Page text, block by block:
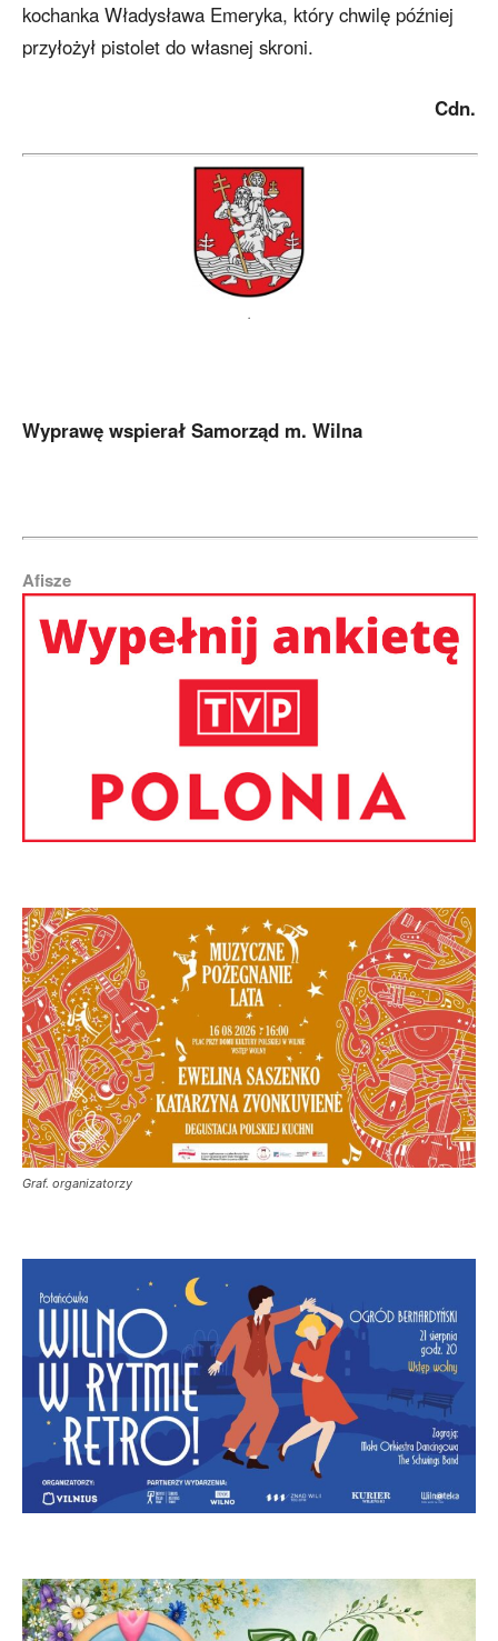
kochanka Władysława Emeryka, który chwilę później
przyłożył pistolet do własnej skroni.
Cdn.
.
Wyprawę wspierał Samorząd m. Wilna
Afisze
Graf. organizatorzy